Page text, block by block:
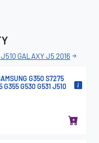
GALAXY J5 2016
G350 S7275
G355 G530 G531 J510